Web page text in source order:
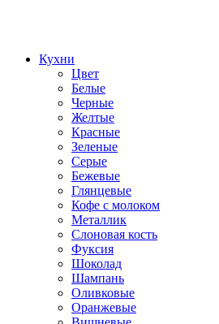
Кухни
Цвет
Белые
Черные
Желтые
Красные
Зеленые
Серые
Бежевые
Глянцевые
Кофе с молоком
Металлик
Слоновая кость
Фуксия
Шоколад
Шампань
Оливковые
Оранжевые